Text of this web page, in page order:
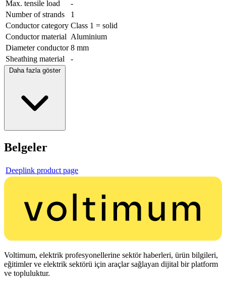
Max. tensile load
-
Number of strands
1
Conductor category Class 1 = solid
Conductor material Aluminium
Diameter conductor 8 mm
Sheathing material
-
Daha fazla göster
Belgeler
Deeplink product page
Voltimum, elektrik profesyonellerine sektör haberleri, ürün bilgileri,
eğitimler ve elektrik sektörü için araçlar sağlayan dijital bir platform
ve topluluktur.